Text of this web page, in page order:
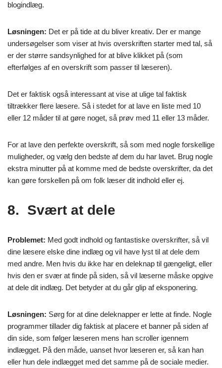
blogindlæg.
Løsningen: Det er på tide at du bliver kreativ. Der er mange
undersøgelser som viser at hvis overskriften starter med tal, så
er der større sandsynlighed for at blive klikket på (som
efterfølges af en overskrift som passer til læseren).
Det er faktisk også interessant at vise at ulige tal faktisk
tiltrækker flere læsere. Så i stedet for at lave en liste med 10
eller 12 måder til at gøre noget, så prøv med 11 eller 13 måder.
For at lave den perfekte overskrift, så som med nogle forskellige
muligheder, og vælg den bedste af dem du har lavet. Brug nogle
ekstra minutter på at komme med de bedste overskrifter, da det
kan gøre forskellen på om folk læser dit indhold eller ej.
8. Svært at dele
Problemet: Med godt indhold og fantastiske overskrifter, så vil
dine læsere elske dine indlæg og vil have lyst til at dele dem
med andre. Men hvis du ikke har en deleknap til gængeligt, eller
hvis den er svær at finde på siden, så vil læserne måske opgive
at dele dit indlæg. Det betyder at du går glip af eksponering.
Løsningen: Sørg for at dine deleknapper er lette at finde. Nogle
programmer tillader dig faktisk at placere et banner på siden af
din side, som følger læseren mens han scroller igennem
indlægget. På den måde, uanset hvor læseren er, så kan han
eller hun dele indlægget med det samme på de sociale medier.